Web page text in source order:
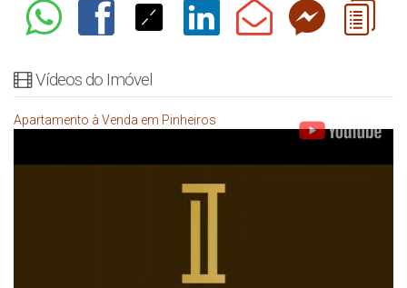
Vídeos do Imóvel
Apartamento à Venda em Pinheiros